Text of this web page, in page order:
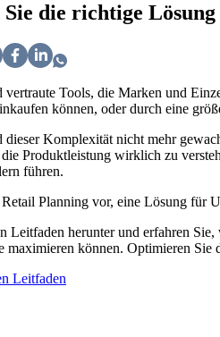
die richtige
vertraute Tools, die Marken und
können, oder durch eine
dieser Komplexität nicht mehr
Produktleistung wirklich zu
führen.
Planning vor, eine Lösung für
Leitfaden herunter und erfahren
maximieren können. Optimieren Sie
Leitfaden